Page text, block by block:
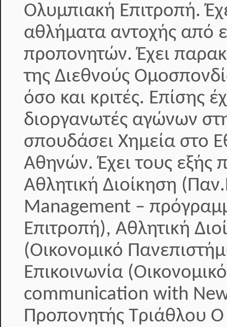
Ολυμπιακή Επιτροπή.
αθλήματα αντοχής από
προπονητών. Έχει
της Διεθνούς
όσο και κριτές. Επίσης
διοργανωτές αγώνων
σπουδάσει Χημεία στο
Αθηνών. Έχει τους εξής
Αθλητική Διοίκηση
Management –
Επιτροπή), Αθλητική
(Οικονομικό
Επικοινωνία
communication with
Προπονητής Τριάθλου Ο